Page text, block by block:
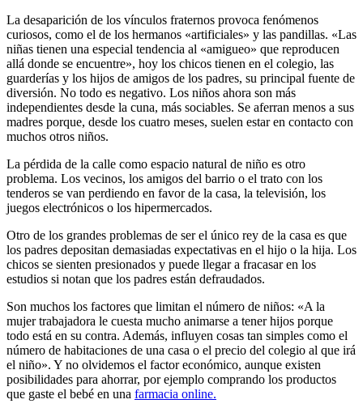
La desaparición de los vínculos fraternos provoca fenómenos
curiosos, como el de los hermanos «artificiales» y las pandillas. «Las
niñas tienen una especial tendencia al «amigueo» que reproducen
allá donde se encuentre», hoy los chicos tienen en el colegio, las
guarderías y los hijos de amigos de los padres, su principal fuente de
diversión. No todo es negativo. Los niños ahora son más
independientes desde la cuna, más sociables. Se aferran menos a sus
madres porque, desde los cuatro meses, suelen estar en contacto con
muchos otros niños.
La pérdida de la calle como espacio natural de niño es otro
problema. Los vecinos, los amigos del barrio o el trato con los
tenderos se van perdiendo en favor de la casa, la televisión, los
juegos electrónicos o los hipermercados.
Otro de los grandes problemas de ser el único rey de la casa es que
los padres depositan demasiadas expectativas en el hijo o la hija. Los
chicos se sienten presionados y puede llegar a fracasar en los
estudios si notan que los padres están defraudados.
Son muchos los factores que limitan el número de niños: «A la
mujer trabajadora le cuesta mucho animarse a tener hijos porque
todo está en su contra. Además, influyen cosas tan simples como el
número de habitaciones de una casa o el precio del colegio al que irá
el niño». Y no olvidemos el factor económico, aunque existen
posibilidades para ahorrar, por ejemplo comprando los productos
que gaste el bebé en una farmacia online.